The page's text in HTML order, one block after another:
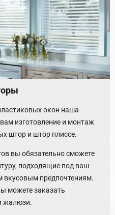
окон наша
изготовление и монтаж
штор и штор плиссе.
вы обязательно сможете
подходящие под ваш
вкусовым предпочтениям.
можете заказать
жалюзи.